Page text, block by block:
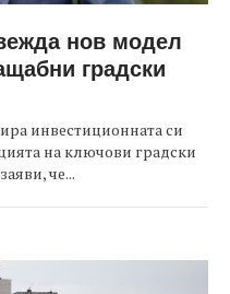
нов модел
градски
инвестиционната си
на ключови градски
че...